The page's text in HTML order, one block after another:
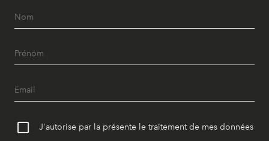
J'autorise par la présente le traitement de mes données